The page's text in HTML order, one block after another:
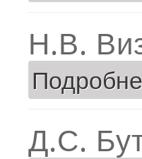
Н.В.
Д.С.